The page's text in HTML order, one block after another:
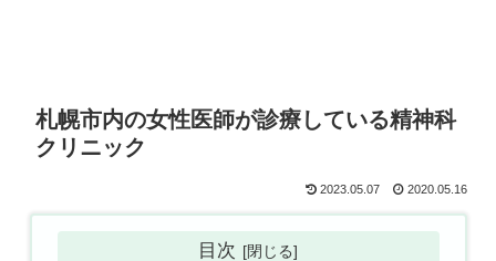
札幌市内の女性医師が診療している精神科
クリニック
2023.05.07 2020.05.16
目次